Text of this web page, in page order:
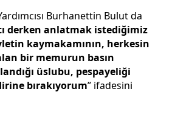
Burhanettin Bulut da
derken anlatmak istediğimiz
kaymakamının, herkesin
bir memurun basın
üslubu, pespayeliği
bırakıyorum” ifadesini